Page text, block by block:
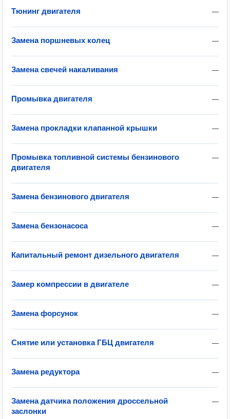
—
Тюнинг двигателя
—
Замена поршневых колец
—
Замена свечей накаливания
—
Промывка двигателя
—
Замена прокладки клапанной крышки
—
Промывка топливной системы бензинового
двигателя
—
Замена бензинового двигателя
—
Замена бензонасоса
—
Капитальный ремонт дизельного двигателя
—
Замер компрессии в двигателе
—
Замена форсунок
—
Снятие или установка ГБЦ двигателя
—
Замена редуктора
—
Замена датчика положения дроссельной
заслонки